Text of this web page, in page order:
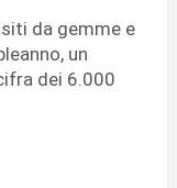
da gemme e
un
dei 6.000